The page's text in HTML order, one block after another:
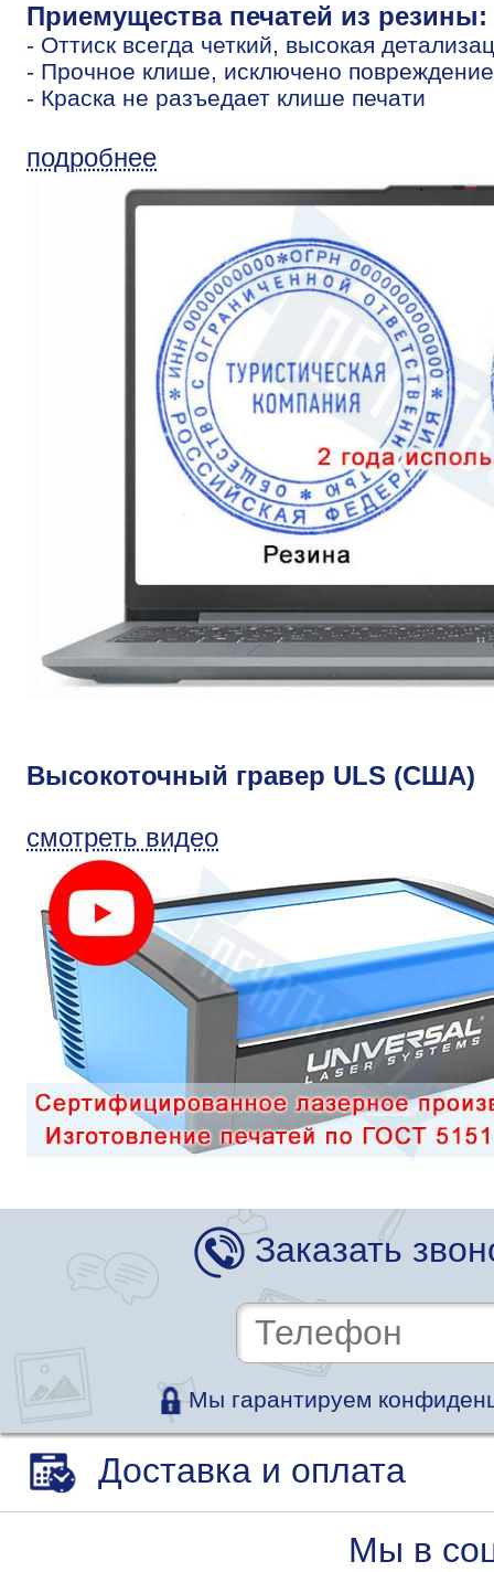
Приемущества печатей из резины:
- Оттиск всегда четкий, высокая
- Прочное клише, исключено
- Краска не разъедает клише печати
подробнее
Высокоточный гравер ULS (США)
смотреть видео
Заказать
Мы гарантируем
Доставка и оплата
Мы в